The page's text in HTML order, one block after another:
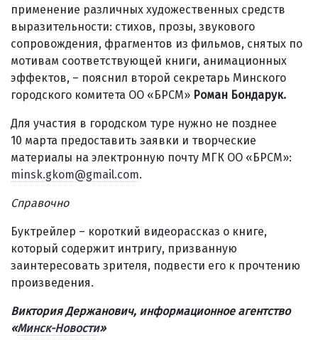
применение различных художественных средств
выразительности: стихов, прозы, звукового
сопровождения, фрагментов из фильмов, снятых по
мотивам соответствующей книги, анимационных
эффектов, – пояснил второй секретарь Минского
городского комитета ОО «БРСМ» Роман Бондарук.
Для участия в городском туре нужно не позднее
10 марта предоставить заявки и творческие
материалы на электронную почту МГК ОО «БРСМ»:
minsk.gkom@gmail.com.
Справочно
Буктрейлер – короткий видеорассказ о книге,
который содержит интригу, призванную
заинтересовать зрителя, подвести его к прочтению
произведения.
Виктория Держанович, информационное агентство
«Минск-Новости»